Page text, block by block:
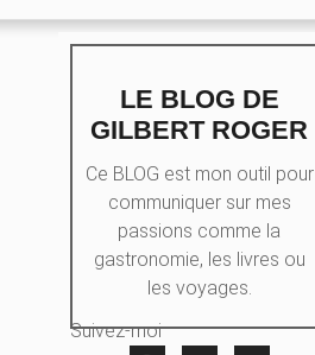
LE BLOG DE
GILBERT ROGER
Ce BLOG est mon outil pour
communiquer sur mes
passions comme la
gastronomie, les livres ou
les voyages.
Suivez-moi